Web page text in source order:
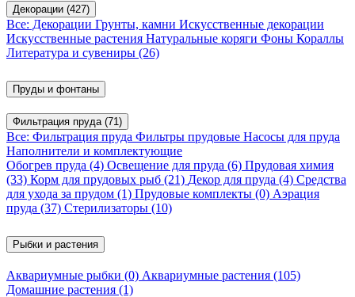
Декорации (427)
Все: Декорации Грунты, камни Искусственные декорации
Искусственные растения Натуральные коряги Фоны Кораллы
Литература и сувениры (26)
Пруды и фонтаны
Фильтрация пруда (71)
Все: Фильтрация пруда Фильтры прудовые Насосы для пруда
Наполнители и комплектующие
Обогрев пруда (4) Освещение для пруда (6) Прудовая химия
(33) Корм для прудовых рыб (21) Декор для пруда (4) Средства
для ухода за прудом (1) Прудовые комплекты (0) Аэрация
пруда (37) Стерилизаторы (10)
Рыбки и растения
Аквариумные рыбки (0) Аквариумные растения (105)
Домашние растения (1)